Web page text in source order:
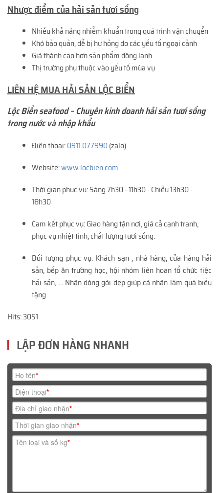
Nhược điểm của hải sản tươi sống
Nhiều khả năng nhiễm khuẩn trong quá trình vận chuyển
Khó bảo quản, dễ bị hư hỏng do các yếu tố ngoại cảnh
Giá thành cao hơn sản phẩm đông lạnh
Thị trường phụ thuộc vào yếu tố mùa vụ
LIÊN HỆ MUA HẢI SẢN LỘC BIỂN
Lộc Biển seafood – Chuyên kinh doanh hải sản tươi sống
trong nước và nhập khẩu
Điện thoại:0911.077990(zalo)
Website:www.locbien.com
Thời gian phục vụ: Sáng 7h30 - 11h30 - Chiều 13h30 -
18h30
Cam kết phục vụ: Giao hàng tận nơi, giá cả cạnh tranh,
phục vụ nhiệt tình, chất lượng tươi sống.
Đối tượng phục vụ: Khách sạn , nhà hàng, cửa hàng hải
sản, bếp ăn trường học, hội nhóm liên hoan tổ chức tiệc
hải sản, ... Nhận đóng gói đẹp giúp cá nhân làm quà biếu
tặng
Hits: 3051
LẬP ĐƠN HÀNG NHANH
Họ tên*
Điện thoại*
Địa chỉ giao nhận*
Thời gian giao nhận*
Tên loại và số kg*